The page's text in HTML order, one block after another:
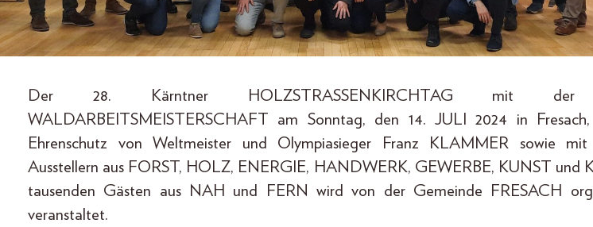
Der 28. Kärntner HOLZSTRASSENKIRCHTAG mit der
WALDARBEITSMEISTERSCHAFT am Sonntag, den 14. JULI 2024 in
Ehrenschutz von Weltmeister und Olympiasieger Franz KLAMMER sowie mit
Ausstellern aus FORST, HOLZ, ENERGIE, HANDWERK, GEWERBE, KUNST und
tausenden Gästen aus NAH und FERN wird von der Gemeinde FRESACH
veranstaltet.